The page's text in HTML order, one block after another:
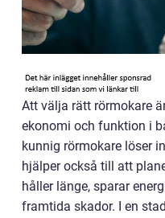
Att välja rätt rörmokare
ekonomi och funktion i
kunnig rörmokare löser
hjälper också till att
håller länge, sparar
framtida skador. I en